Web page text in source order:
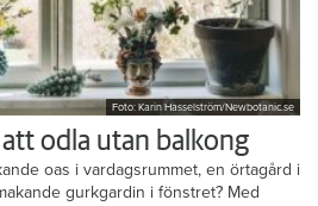
Foto: Karin Hasselström/Newbotanic.se
odla utan balkong
oas i vardagsrummet, en örtagård i
gurkgardin i fönstret? Med